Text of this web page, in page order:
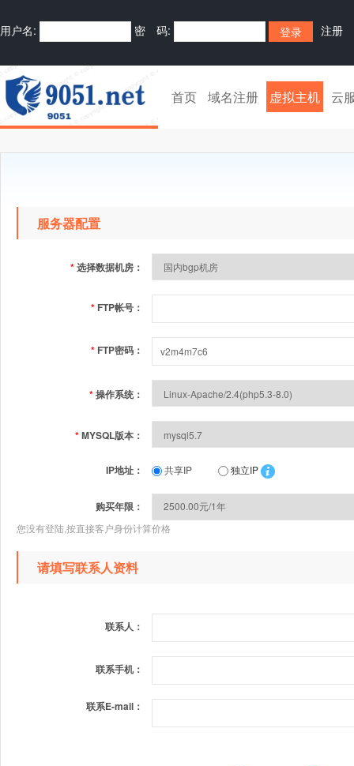
用户名: 密 码: 注册
首页 域名注册 虚拟主机 云
服务器配置
*选择数据机房：
* FTP帐号：
* FTP密码：
*操作系统：
*MYSQL版本：
IP地址： 共享IP 独立IP
购买年限：
您没有登陆,按直接客户身份计算价格
请填写联系人资料
联系人：
联系手机：
联系E-mail：